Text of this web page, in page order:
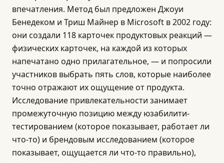
впечатления. Метод был предложен Джоуи
Бенедеком и Триш Майнер в Microsoft в 2002 году:
они создали 118 карточек продуктовых реакций —
физических карточек, на каждой из которых
напечатано одно прилагательное, — и попросили
участников выбрать пять слов, которые наиболее
точно отражают их ощущение от продукта.
Исследование привлекательности занимает
промежуточную позицию между юзабилити-
тестированием (которое показывает, работает ли
что-то) и брендовым исследованием (которое
показывает, ощущается ли что-то правильно),